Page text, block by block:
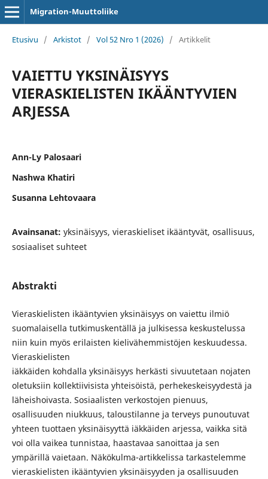
Migration-Muuttoliike
Etusivu / Arkistot / Vol 52 Nro 1 (2026) / Artikkelit
VAIETTU YKSINÄISYYS
VIERASKIELISTEN IKÄÄNTYVIEN
ARJESSA
Ann-Ly Palosaari
Nashwa Khatiri
Susanna Lehtovaara
Avainsanat: yksinäisyys, vieraskieliset ikääntyvät, osallisuus,
sosiaaliset suhteet
Abstrakti
Vieraskielisten ikääntyvien yksinäisyys on vaiettu ilmiö
suomalaisella tutkimuskentällä ja julkisessa keskustelussa
niin kuin myös erilaisten kielivähemmistöjen keskuudessa.
Vieraskielisten
iäkkäiden kohdalla yksinäisyys herkästi sivuutetaan nojaten
oletuksiin kollektiivisista yhteisöistä, perhekeskeisyydestä ja
läheishoivasta. Sosiaalisten verkostojen pienuus,
osallisuuden niukkuus, taloustilanne ja terveys punoutuvat
yhteen tuottaen yksinäisyyttä iäkkäiden arjessa, vaikka sitä
voi olla vaikea tunnistaa, haastavaa sanoittaa ja sen
ympärillä vaietaan. Näkökulma-artikkelissa tarkastelemme
vieraskielisten ikääntyvien yksinäisyyden ja osallisuuden